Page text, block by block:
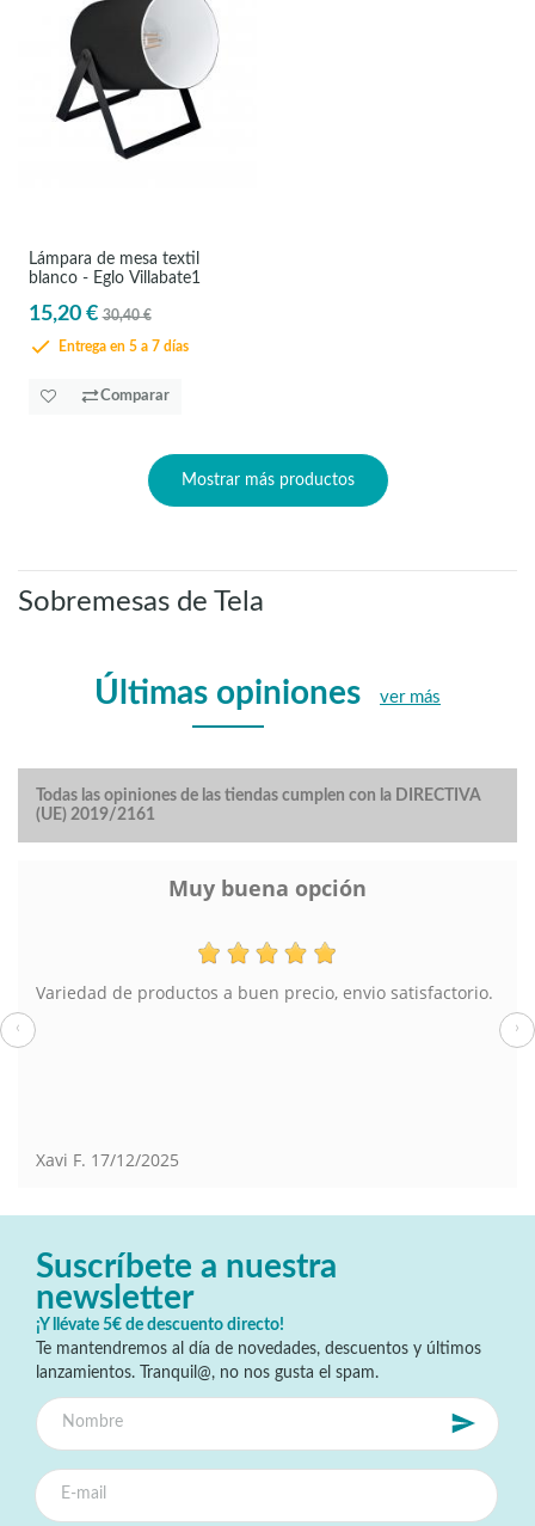
Lámpara de mesa textil
blanco - Eglo Villabate1
15,20 € 30,40 €
Entrega en 5 a 7 días
Comparar
Mostrar más productos
Sobremesas de Tela
Últimas opiniones ver más
Todas las opiniones de las tiendas cumplen con la DIRECTIVA
(UE) 2019/2161
Lampara de pie
El pedido muy bien y el envío también. En tienda física
Susana13/08/2025
‹ ›
Suscríbete a nuestra
newsletter
¡Y llévate 5€ de descuento directo!
Te mantendremos al día de novedades, descuentos y últimos
lanzamientos. Tranquil@, no nos gusta el spam.